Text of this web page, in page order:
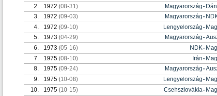
2.
1972 (08-31) Magyarország-
3.
1972 (09-03) Magyarország-
4.
1972 (09-10) Lengyelország-
5.
1973 (04-29) Magyarország-
6.
1973 (05-16) NDK-
7.
1975 (08-10) Irán-
8.
1975 (09-24) Magyarország-
9.
1975 (10-08) Lengyelország-
10.
1975 (10-15) Csehszlovákia-